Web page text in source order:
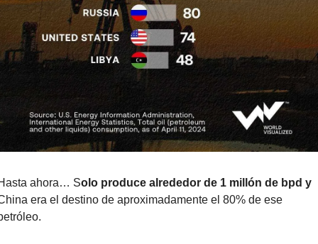
ahora… S
era el destino de aproximadamente el 80% de ese